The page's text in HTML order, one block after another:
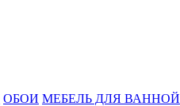
ОБОИ МЕБЕЛЬ ДЛЯ ВАННОЙ